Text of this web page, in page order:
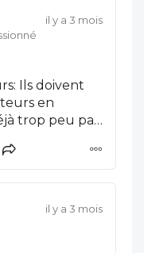
ajoutée
9 ou Bac + 10
euros de
de
la couverture
pas le
il y a 3 mois
en
sans
il y a 3 mois